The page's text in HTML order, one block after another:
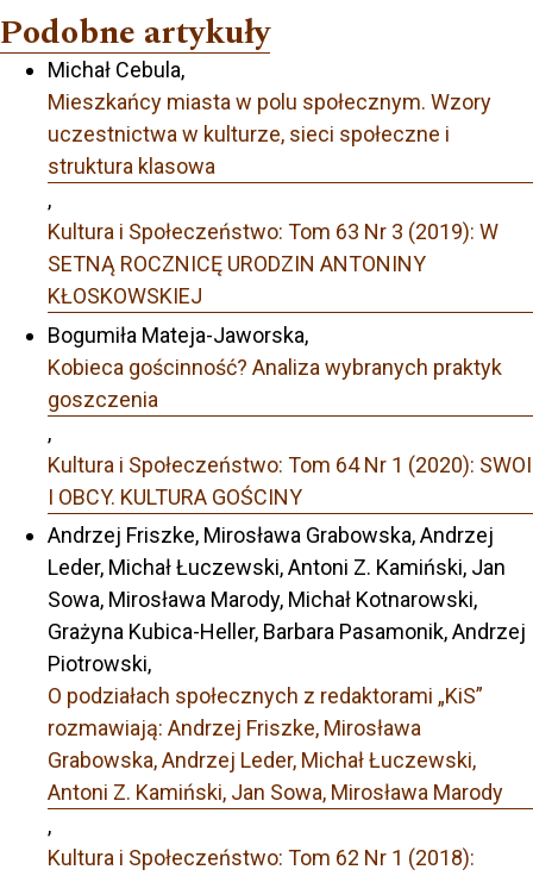
Podobne artykuły
Michał Cebula,
Mieszkańcy miasta w polu społecznym. Wzory
uczestnictwa w kulturze, sieci społeczne i
struktura klasowa
,
Kultura i Społeczeństwo: Tom 63 Nr 3 (2019): W
SETNĄ ROCZNICĘ URODZIN ANTONINY
KŁOSKOWSKIEJ
Bogumiła Mateja-Jaworska,
Kobieca gościnność? Analiza wybranych praktyk
goszczenia
,
Kultura i Społeczeństwo: Tom 64 Nr 1 (2020): SWOI
I OBCY. KULTURA GOŚCINY
Andrzej Friszke, Mirosława Grabowska, Andrzej
Leder, Michał Łuczewski, Antoni Z. Kamiński, Jan
Sowa, Mirosława Marody, Michał Kotnarowski,
Grażyna Kubica-Heller, Barbara Pasamonik, Andrzej
Piotrowski,
O podziałach społecznych z redaktorami „KiS”
rozmawiają: Andrzej Friszke, Mirosława
Grabowska, Andrzej Leder, Michał Łuczewski,
Antoni Z. Kamiński, Jan Sowa, Mirosława Marody
,
Kultura i Społeczeństwo: Tom 62 Nr 1 (2018):